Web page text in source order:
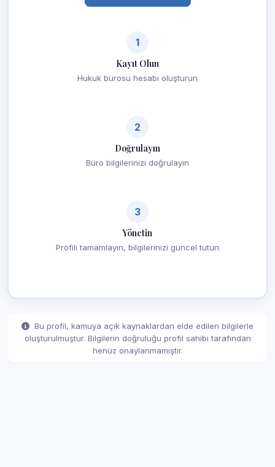
1
Kayıt Olun
Hukuk bürosu hesabı oluşturun
2
Doğrulayın
Büro bilgilerinizi doğrulayın
3
Yönetin
Profili tamamlayın, bilgilerinizi güncel tutun
Bu profil, kamuya açık kaynaklardan elde edilen bilgilerle
oluşturulmuştur. Bilgilerin doğruluğu profil sahibi tarafından
henüz onaylanmamıştır.